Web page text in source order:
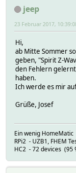
jeep
23 Februar 2017,
Hi,
ab Mitte Sommer
geben, "Spirit Z-
den Fehlern
haben.
Ich werde es mir
Grüße, Josef
Ein wenig HomeMatic
RPi2 - UZB1, FHEM
HC2 - 72 devices (95